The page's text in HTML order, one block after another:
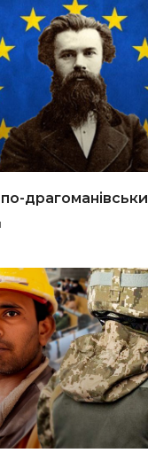
драгоманівськи